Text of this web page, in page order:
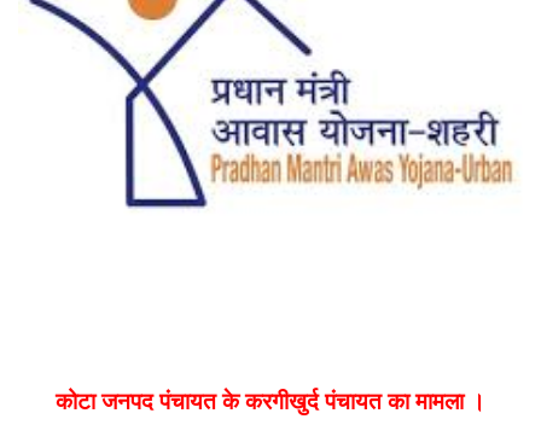
कोटा जनपद पंचायत के करगीखुर्द पंचायत का मामला ।